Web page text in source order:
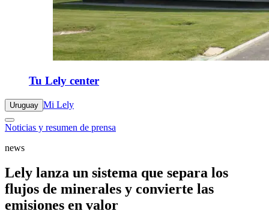
Tu Lely center
Uruguay Mi Lely
Noticias y resumen de prensa
news
Lely lanza un sistema que separa los
flujos de minerales y convierte las
emisiones en valor